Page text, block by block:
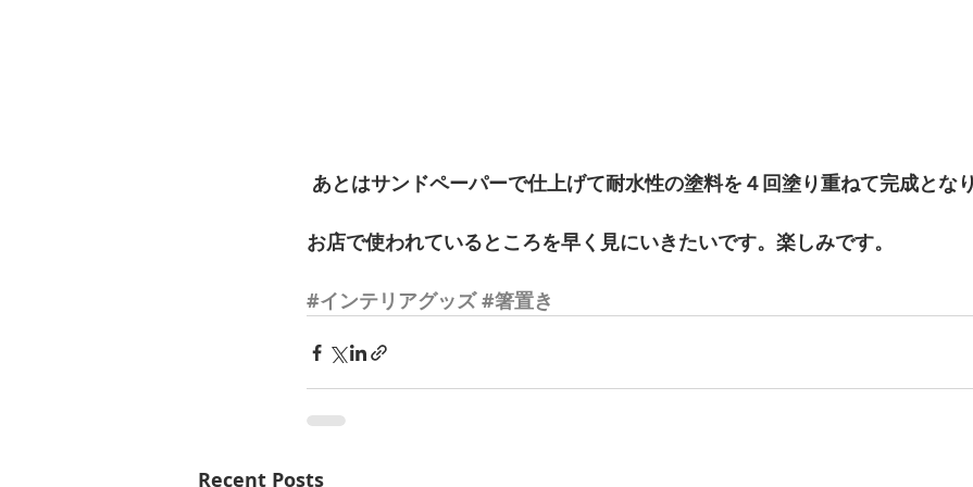
あとはサンドペーパーで仕上げて耐水性の塗料を４回塗り重ねて完成とな
お店で使われているところを早く見にいきたいです。楽しみです。
#インテリアグッズ #箸置き
Recent Posts